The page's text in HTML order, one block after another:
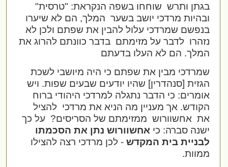
בגתן ותרש שוחחו בשפה הנקראת: "טרסית"
ובהיות מרדכי יושב בשער המלך, הם לא שיערו
בנפשם שמרדכי עלול להבין את שפתם ולכן לא
נזהרו לדבר על מזימתם בדבר כוונתם להרוג את
המלך. הם לא העלו בדעתם
שמרדכי מבין את שפתם כי היה מיושבי לשכת
הגזית [סנהדרין] שהיו יודעים שבעים שפות. ויש
אומרים: כי הדבר נתגלה למרדכי היהודי ברוח
הקודש. אך מעניין מה הניא את מרדכי להציל
את אחשוורוש ממזימתם של הסריסים? על כך
ישנה סברה: כיאחשוורוש נתן את הסכמתו
לבניית בית המקדש- לכן מרדכי רצה להצילו
ממוות.